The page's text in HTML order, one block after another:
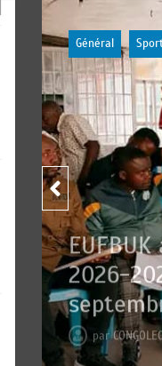
Général
2026-
par